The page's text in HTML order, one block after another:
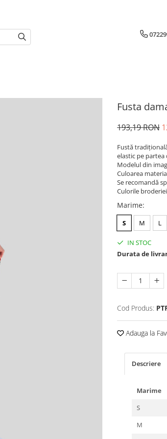
Fusta
193,19 RON
Fustă
elastic pe partea
Modelul din
Culoarea
Se recomandă
Culorile
Marime:
S M L
IN STOC
Durata de
Cod Produs:
Adauga la
Descriere
Marime
S
M